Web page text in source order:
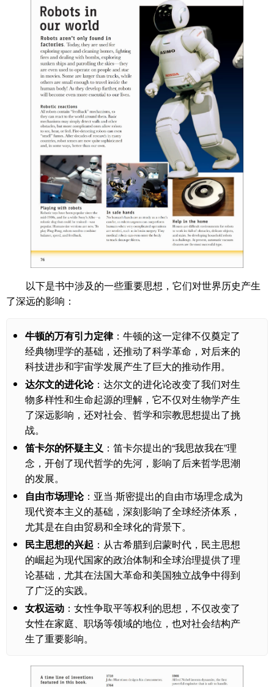
以下是书中涉及的一些重要思想，它们对世界历史产生
了深远的影响：
牛顿的万有引力定律：牛顿的这一定律不仅奠定了
经典物理学的基础，还推动了科学革命，对后来的
科技进步和宇宙学发展产生了巨大的推动作用。
达尔文的进化论：达尔文的进化论改变了我们对生
物多样性和生命起源的理解，它不仅对生物学产生
了深远影响，还对社会、哲学和宗教思想提出了挑
战。
笛卡尔的怀疑主义 ：笛卡尔提出的“我思故我在”理
念，开创了现代哲学的先河，影响了后来哲学思潮
的发展。
自由市场理论：亚当·斯密提出的自由市场理念成为
现代资本主义的基础，深刻影响了全球经济体系，
尤其是在自由贸易和全球化的背景下。
民主思想的兴起 ：从古希腊到启蒙时代，民主思想
的崛起为现代国家的政治体制和全球治理提供了理
论基础，尤其在法国大革命和美国独立战争中得到
了广泛的实践。
女权运动 ：女性争取平等权利的思想，不仅改变了
女性在家庭、职场等领域的地位，也对社会结构产
生了重要影响。